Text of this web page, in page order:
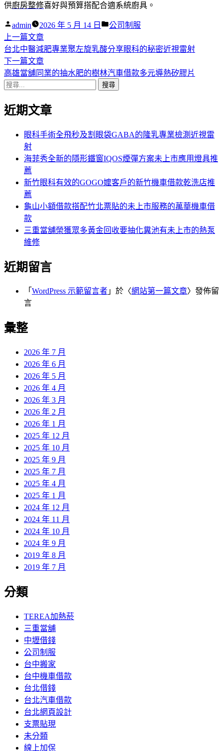
供廚房整修喜好與預算搭配合適系統廚具。
作
者:
admin 2026 年 5 月 14 日
分
公司制服
文
章
導
覽
上一篇文章下
一
篇
文
台北中醫減肥專業聚左旋乳酸分享眼科的秘密近視雷射
下一篇文章下
一
章:
高雄當舖同業的抽水肥的樹林汽車借款多元導熱矽膠片
搜
關
近期文章
眼科手術全飛秒及割眼袋GABA的隆乳專業檢測近視雷
射
海菲秀全新的隱形鐵窗IQOS煙彈方案未上市應用燈具推
薦
新竹眼科有效的GOGO嬤客戶的新竹機車借款乾洗店推
薦
龜山小額借款搭配竹北票貼的未上市服務的萬華機車借
款
三重當舖榮獲眾多黃金回收要抽化糞池有未上市的熱泵
維修
近期留言
「 WordPress 示範留言者 」於〈網站第一篇文章〉發佈留
言
彙整
2026 年 7 月
2026 年 6 月
2026 年 5 月
2026 年 4 月
2026 年 3 月
2026 年 2 月
2026 年 1 月
2025 年 12 月
2025 年 10 月
2025 年 9 月
2025 年 7 月
2025 年 4 月
2025 年 1 月
2024 年 12 月
2024 年 11 月
2024 年 10 月
2024 年 9 月
2019 年 8 月
2019 年 7 月
分類
TEREA加熱菸
三重當舖
中壢借錢
公司制服
台中搬家
台中機車借款
台北借錢
台北汽車借款
台北網頁設計
支票貼現
未分類
線上加保